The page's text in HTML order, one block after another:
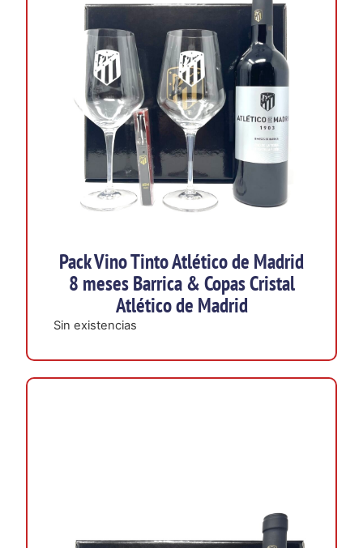
Pack Vino Tinto Atlético de Madrid
8 meses Barrica & Copas Cristal
Atlético de Madrid
Sin existencias